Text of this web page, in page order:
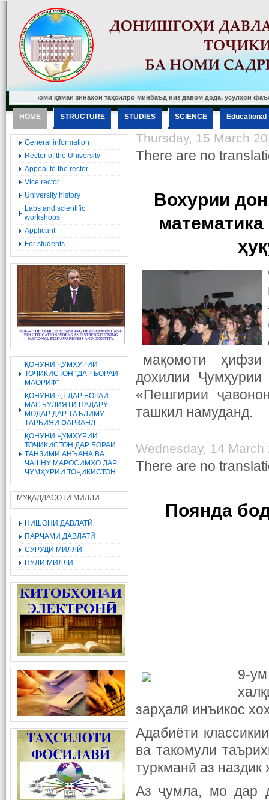
ҳамаи зинаҳои таҳсилро минбаъд низ давом дода, усулҳои фаъоли
HOME STRUCTURE STUDIES SCIENCE Еducational
General information
Rector of the University
Appeal to the rector
Vice rector
University history
Labs and scientific
workshops
Applicant
For students
ҚОНУНИ ҶУМҲУРИИ
ТОҶИКИСТОН "ДАР БОРАИ
МАОРИФ"
ҚОНУНИ ҶТ ДАР БОРАИ
МАСЪУЛИЯТИ ПАДАРУ
МОДАР ДАР ТАЪЛИМУ
ТАРБИЯИ ФАРЗАНД
ҚОНУНИ ҶУМҲУРИИ
ТОҶИКИСТОН ДАР БОРАИ
ТАНЗИМИ АНЪАНА ВА
ҶАШНУ МАРОСИМҲО ДАР
ҶУМҲУРИИ ТОҶИКИСТОН
МУҚАДДАСОТИ МИЛЛӢ
НИШОНИ ДАВЛАТӢ
ПАРЧАМИ ДАВЛАТӢ
СУРУДИ МИЛЛӢ
ПУЛИ МИЛЛӢ
Thursday, 15 March
There are no
Вохурии
мақомоти ҳифзи
дохилии
«Пешгирии
ташкил намуданд.
Wednesday, 14 March
There are no
Поянда
9-
зарҳалӣ инъикос
Адабиёти
ва такомули
туркманӣ аз наздик
Аз ҷумла, мо дар